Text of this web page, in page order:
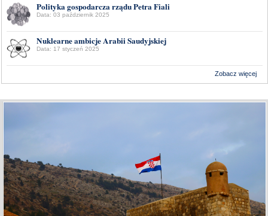
Polityka gospodarcza rządu Petra Fiali
Data: 03 październik 2025
Nuklearne ambicje Arabii Saudyjskiej
Data: 17 styczeń 2025
Zobacz więcej